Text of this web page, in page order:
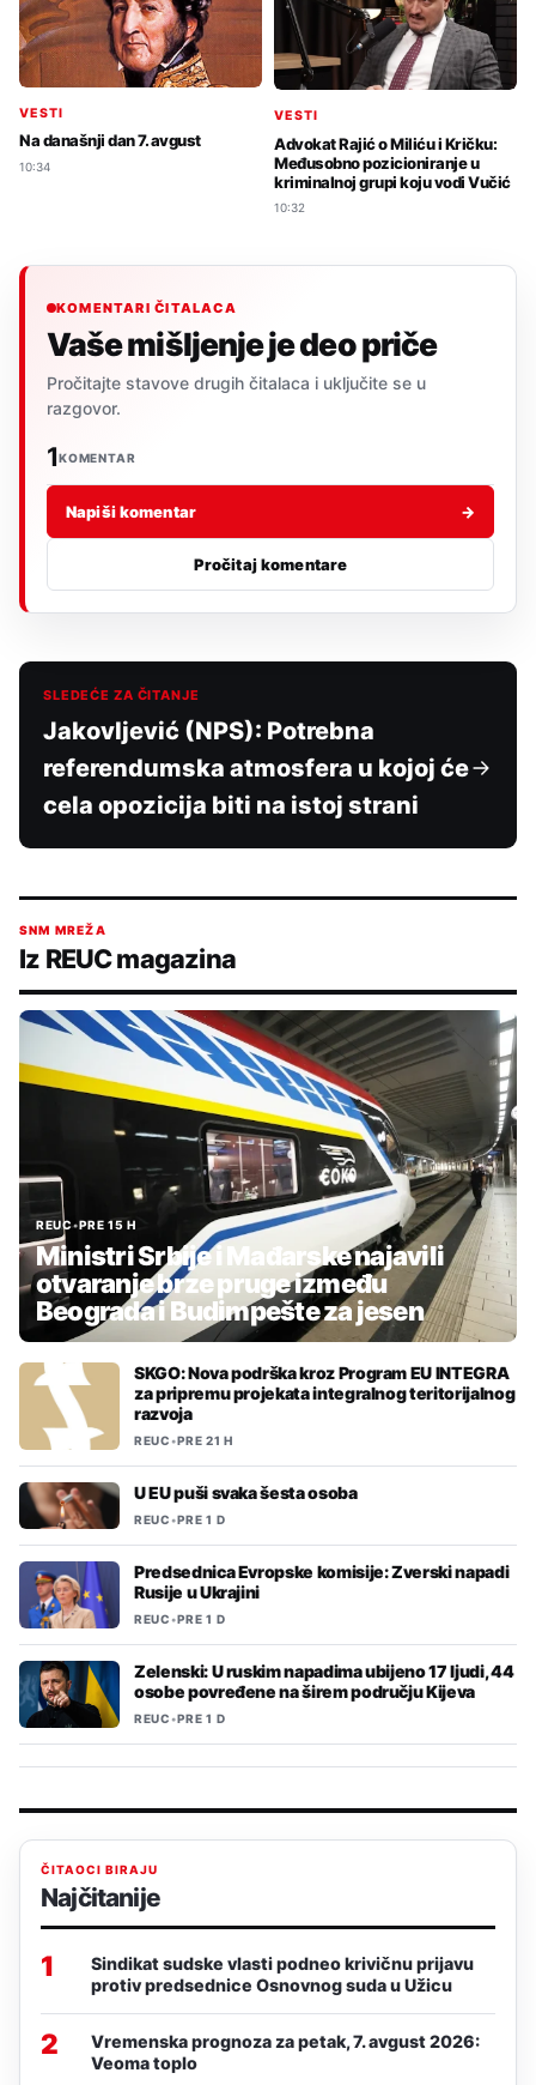
VESTI
Na današnji dan 7. avgust
10:34
VESTI
Advokat Rajić o Miliću i Kričku:
Međusobno pozicioniranje u
kriminalnoj grupi koju vodi Vučić
10:32
KOMENTARI ČITALACA
Vaše mišljenje je deo priče
Pročitajte stavove drugih čitalaca i uključite se u
razgovor.
1KOMENTAR
Napiši komentar →
Pročitaj komentare
SLEDEĆE ZA ČITANJE
Jakovljević (NPS): Potrebna
referendumska atmosfera u kojoj će
cela opozicija biti na istoj strani
SNM MREŽA
Iz REUC magazina
REUC•PRE 15 H
Ministri Srbije i Mađarske najavili
otvaranje brze pruge između
Beograda i Budimpešte za jesen
SKGO: Nova podrška kroz Program EU INTEGRA
za pripremu projekata integralnog teritorijalnog
razvoja
REUC•PRE 21 H
U EU puši svaka šesta osoba
REUC•PRE 1 D
Predsednica Evropske komisije: Zverski napadi
Rusije u Ukrajini
REUC•PRE 1 D
Zelenski: U ruskim napadima ubijeno 17 ljudi, 44
osobe povređene na širem području Kijeva
REUC•PRE 1 D
ČITAOCI BIRAJU
Najčitanije
1
Sindikat sudske vlasti podneo krivičnu prijavu
protiv predsednice Osnovnog suda u Užicu
2
Vremenska prognoza za petak, 7. avgust 2026:
Veoma toplo